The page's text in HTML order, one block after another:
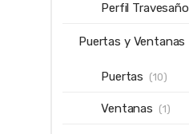
Perfil Travesaño
Puertas y Ventanas
Puertas (10)
Ventanas (1)